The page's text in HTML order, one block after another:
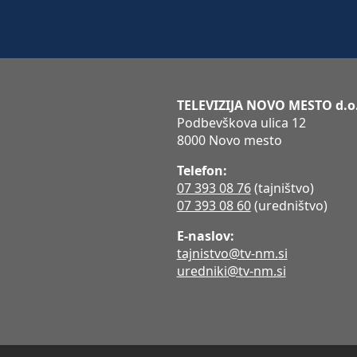
TELEVIZIJA NOVO MESTO
Podbevškova ulica 12
8000 Novo mesto
Telefon:
07 393 08 76(tajništvo)
07 393 08 60(uredništvo)
E-naslov:
tajnistvo@tv-nm.si
uredniki@tv-nm.si